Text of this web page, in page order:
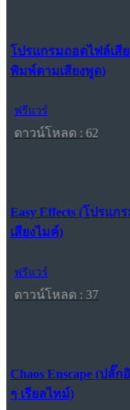
โปรแกรมถอดไฟล์เสี
พิมพ์ตามเสียงพูด)
ฟรีแวร์
ดาวน์โหลด : 62
Easy Effects (โปรแก
เสียงไมค์)
ฟรีแวร์
ดาวน์โหลด : 37
Chaos Enscape (ปลั๊
ๆ เรียลไทม์)